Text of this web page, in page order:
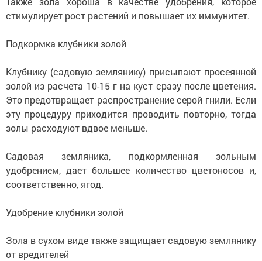
стимулирует рост растений и повышает их иммунитет.
Подкормка клубники золой
Клубнику (садовую землянику) присыпают просеянной
золой из расчета 10-15 г на куст сразу после цветения.
Это предотвращает распространение серой гнили. Если
эту процедуру приходится проводить повторно, тогда
золы расходуют вдвое меньше.
Садовая земляника, подкормленная зольным
удобрением, дает большее количество цветоносов и,
соответственно, ягод.
Удобрение клубники золой
Зола в сухом виде также защищает садовую землянику
от вредителей